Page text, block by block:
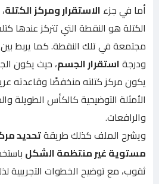
أما في جزء الاستقرار ومركز الكتلة
الكتلة هو النقطة التي تتركز عندها
مجتمعة في تلك النقطة. كما يربط بين
ودرجةاستقرار الجسم، حيث يكون
يكون مركز كتلته منخفضًا وقاعدته
الأمثلة التوضيحية كالكأس الطويلة
والرافعات.
ويشرح الملف كذلك طريقةتحديد
مستوية غير منتظمة الشكل
ثقوب، مع توضيح الخطوات التجريبية